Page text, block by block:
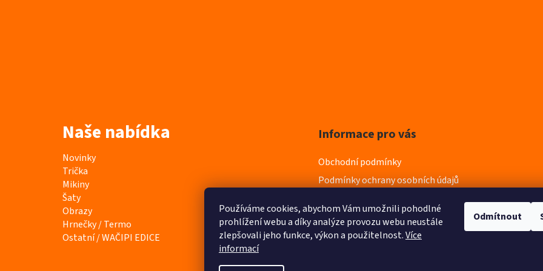
Používáme cookies, abychom Vám umožnili pohodlné
prohlížení webu a díky analýze provozu webu neustále
zlepšovali jeho funkce, výkon a použitelnost.Více
informací
Odmítnout
Naše nabídka
Přeskočit
kategorie
K
a
t
e
g
o
r
Novinky
Trička
Mikiny
Šaty
Obrazy
Hrnečky / Termo
Ostatní / WAČIPI EDICE
Informace pro vás
Obchodní podmínky
Podmínky ochrany osobních údajů